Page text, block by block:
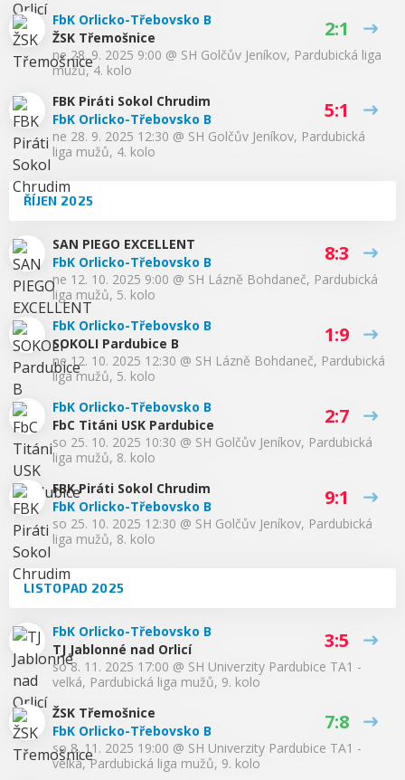
FbK Orlicko-Třebovsko B
ŽSK Třemošnice
2:1
ne 28. 9. 2025 9:00 @ SH Golčův Jeníkov, Pardubická liga
mužů, 4. kolo
FBK Piráti Sokol Chrudim
FbK Orlicko-Třebovsko B
5:1
ne 28. 9. 2025 12:30 @ SH Golčův Jeníkov, Pardubická
liga mužů, 4. kolo
ŘÍJEN 2025
SAN PIEGO EXCELLENT
FbK Orlicko-Třebovsko B
8:3
ne 12. 10. 2025 9:00 @ SH Lázně Bohdaneč, Pardubická
liga mužů, 5. kolo
FbK Orlicko-Třebovsko B
SOKOLI Pardubice B
1:9
ne 12. 10. 2025 12:30 @ SH Lázně Bohdaneč, Pardubická
liga mužů, 5. kolo
FbK Orlicko-Třebovsko B
FbC Titáni USK Pardubice
2:7
so 25. 10. 2025 10:30 @ SH Golčův Jeníkov, Pardubická
liga mužů, 8. kolo
FBK Piráti Sokol Chrudim
FbK Orlicko-Třebovsko B
9:1
so 25. 10. 2025 12:30 @ SH Golčův Jeníkov, Pardubická
liga mužů, 8. kolo
LISTOPAD 2025
FbK Orlicko-Třebovsko B
TJ Jablonné nad Orlicí
3:5
so 8. 11. 2025 17:00 @ SH Univerzity Pardubice TA1 -
velká, Pardubická liga mužů, 9. kolo
ŽSK Třemošnice
FbK Orlicko-Třebovsko B
7:8
so 8. 11. 2025 19:00 @ SH Univerzity Pardubice TA1 -
velká,Pardubická liga mužů, 9. kolo